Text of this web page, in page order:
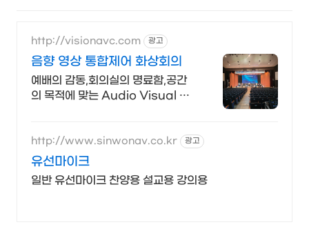
http://visionavc.com 광고
음향 영상 통합제어 화상회의
예배의 감동,회의실의 명료함,공간
의 목적에 맞는 Audio Visual 설
http://www.sinwonav.co.kr 광고
유선마이크
일반 유선마이크 찬양용 설교용 강의용